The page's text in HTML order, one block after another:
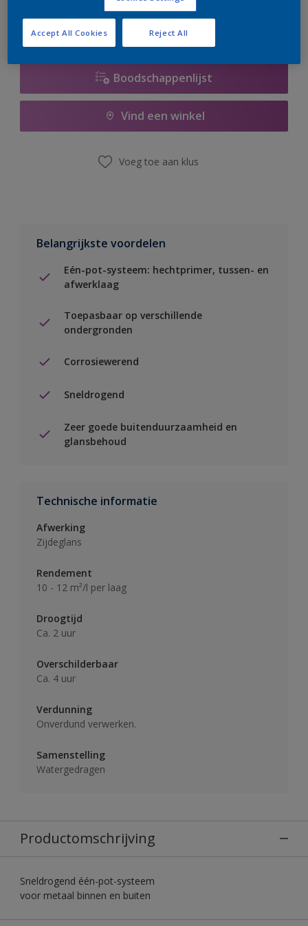
Boodschappenlijst
Vind een winkel
Voeg toe aan klus
Belangrijkste voordelen
Eén-pot-systeem: hechtprimer, tussen- en
afwerklaag
Toepasbaar op verschillende
ondergronden
Corrosiewerend
Sneldrogend
Zeer goede buitenduurzaamheid en
glansbehoud
Technische informatie
Afwerking
Zijdeglans
Rendement
10 - 12 m²/l per laag
Droogtijd
Ca. 2 uur
Overschilderbaar
Ca. 4 uur
Verdunning
Onverdund verwerken.
Samenstelling
Watergedragen
Productomschrijving
Sneldrogend één-pot-systeem
voor metaal binnen en buiten
Reject All
Accept All Cookies